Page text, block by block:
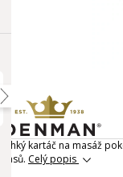
Lehký kartáč na masáž
vlasů. Celý popis